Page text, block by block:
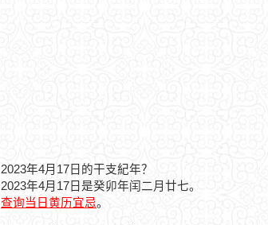
2023年4月17日的干支紀年？
2023年4月17日是癸卯年闰二月廿七。
查询当日黄历宜忌。